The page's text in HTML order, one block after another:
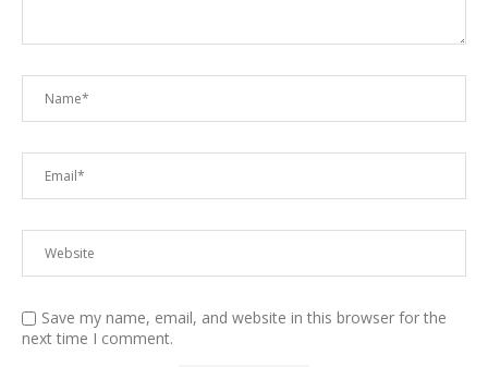
Save my name, email, and website in this browser for the
next time I comment.